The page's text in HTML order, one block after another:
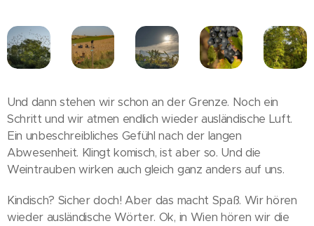
Und dann stehen wir schon an der Grenze. Noch ein
Schritt und wir atmen endlich wieder ausländische Luft.
Ein unbeschreibliches Gefühl nach der langen
Abwesenheit. Klingt komisch, ist aber so. Und die
Weintrauben wirken auch gleich ganz anders auf uns.
Kindisch? Sicher doch! Aber das macht Spaß. Wir hören
wieder ausländische Wörter. Ok, in Wien hören wir die